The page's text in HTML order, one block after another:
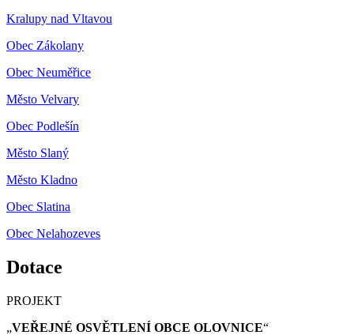
Kralupy nad Vltavou
Obec Zákolany
Obec Neuměřice
Město Velvary
Obec Podlešín
Město Slaný
Město Kladno
Obec Slatina
Obec Nelahozeves
Dotace
PROJEKT
„VEŘEJNÉ OSVĚTLENÍ OBCE OLOVNICE“